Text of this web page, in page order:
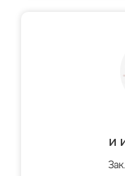
и